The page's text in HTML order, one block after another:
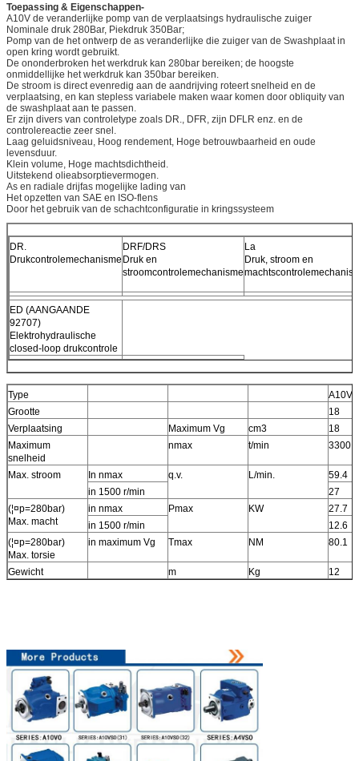
Toepassing & Eigenschappen-
A10V de veranderlijke pomp van de verplaatsings hydraulische zuiger
Nominale druk 280Bar, Piekdruk 350Bar;
Pomp van de het ontwerp de as veranderlijke die zuiger van de Swashplaat in
open kring wordt gebruikt.
De ononderbroken het werkdruk kan 280bar bereiken; de hoogste
onmiddellijke het werkdruk kan 350bar bereiken.
De stroom is direct evenredig aan de aandrijving roteert snelheid en de
verplaatsing, en kan stepless variabele maken waar komen door obliquity van
de swashplaat aan te passen.
Er zijn divers van controletype zoals DR., DFR, zijn DFLR enz. en de
controlereactie zeer snel.
Laag geluidsniveau, Hoog rendement, Hoge betrouwbaarheid en oude
levensduur.
Klein volume, Hoge machtsdichtheid.
Uitstekend olieabsorptievermogen.
As en radiale drijfas mogelijke lading van
Het opzetten van SAE en ISO-flens
Door het gebruik van de schachtconfiguratie in kringssysteem
DR.
Drukcontrolemechanisme
DRF/DRS
Druk en
stroomcontrolemechanisme
La
Druk, stroom en
ED (AANGAANDE
92707)
Elektrohydraulische
closed-loop drukcontrole
Type
Grootte
18
Verplaatsing
Maximum Vg cm3
18
Maximum
snelheid
nmax t/min 3300
Max. stroom In nmax q.v. L/min.
59.4
in 1500 r/min
27
(¦¤p=280bar)
Max. macht
in nmax Pmax KW
27.7
in 1500 r/min
12.6
(¦¤p=280bar)
Max. torsie
in maximum Vg Tmax NM 80.1
Gewicht m Kg 12